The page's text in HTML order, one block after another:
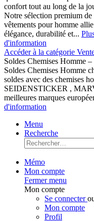
confort tout au long de la
Notre sélection premium de
vêtements pour homme allie
élégance, durabilité et...
d'information
Accéder à la catégorie
Soldes Chemises Homme
Soldes Chemises Homme
soldes avec des chemises
SEIDENSTICKER ,
meilleures marques
d'information
Menu
Recherche
Mémo
Mon compte
Fermer menu
Mon compte
Se connecter
Mon compte
Profil